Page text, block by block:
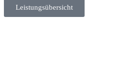
Leistungsübersicht